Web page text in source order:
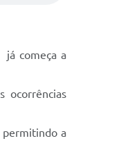
começa a
ocorrências
permitindo a